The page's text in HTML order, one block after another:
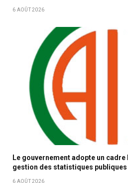
6 AOÛT 2026
Le gouvernement adopte un
gestion des statistiques publiques
6 AOÛT 2026